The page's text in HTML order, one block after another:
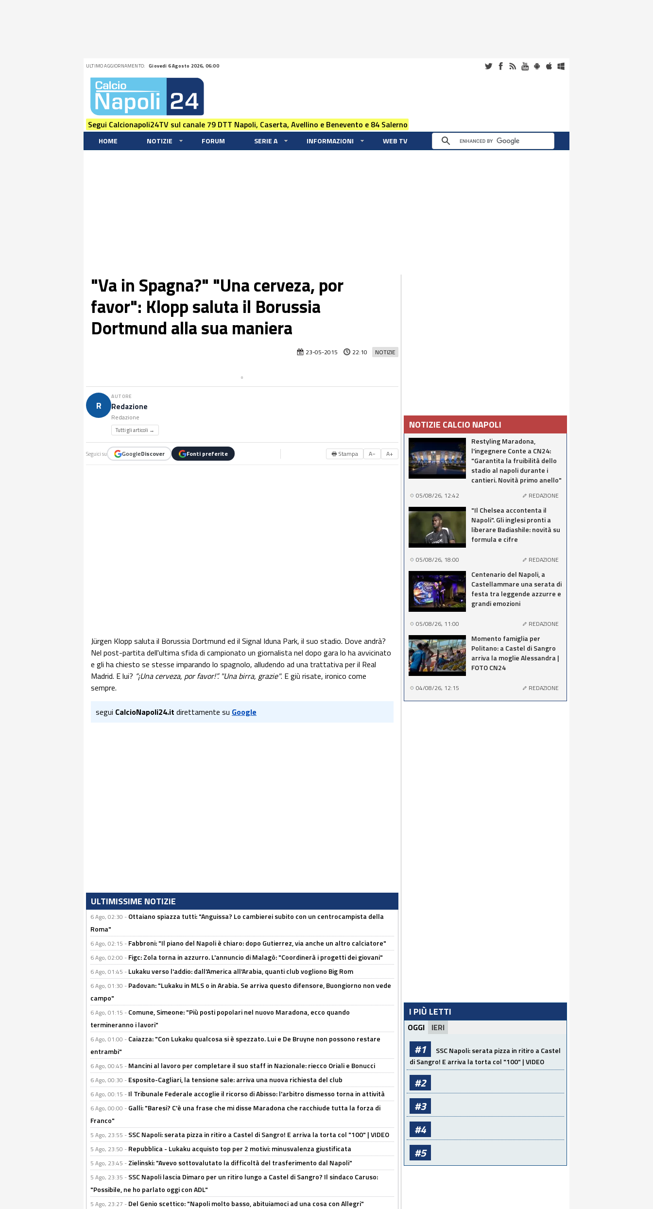
ULTIMO AGGIORNAMENTO: Giovedi 6 Agosto 2026, 06:00
Segui Calcionapoli24TV sul canale 79 DTT Napoli, Caserta, Avellino e Benevento e 84 Salerno
HOME NOTIZIE FORUM SERIE A INFORMAZIONI WEB TV
"Va in Spagna?" "Una cerveza, por
favor": Klopp saluta il Borussia
Dortmund alla sua maniera
NOTIZIE
23-05-2015 22:10
R
AUTORE
Redazione
Redazione
Tutti gli articoli →
Seguici su GoogleDiscover Fonti preferite 🖶 Stampa A− A+
Jürgen Klopp saluta il Borussia Dortmund ed il Signal Iduna Park, il suo stadio. Dove andrà?
Nel post-partita dell'ultima sfida di campionato un giornalista nel dopo gara lo ha avvicinato
e gli ha chiesto se stesse imparando lo spagnolo, alludendo ad una trattativa per il Real
Madrid. E lui? “¡Una cerveza, por favor!”. "Una birra, grazie". E giù risate, ironico come
sempre.
segui CalcioNapoli24.it direttamente su Google
ULTIMISSIME NOTIZIE
6 Ago, 02:30 - Ottaiano spiazza tutti: "Anguissa? Lo cambierei subito con un centrocampista della
Roma"
6 Ago, 02:15 - Fabbroni: "Il piano del Napoli è chiaro: dopo Gutierrez, via anche un altro calciatore"
6 Ago, 02:00 - Figc: Zola torna in azzurro. L'annuncio di Malagò: "Coordinerà i progetti dei giovani"
6 Ago, 01:45 - Lukaku verso l'addio: dall'America all'Arabia, quanti club vogliono Big Rom
6 Ago, 01:30 - Padovan: "Lukaku in MLS o in Arabia. Se arriva questo difensore, Buongiorno non vede
campo"
6 Ago, 01:15 - Comune, Simeone: "Più posti popolari nel nuovo Maradona, ecco quando
termineranno i lavori"
6 Ago, 01:00 - Caiazza: "Con Lukaku qualcosa si è spezzato. Lui e De Bruyne non possono restare
entrambi"
6 Ago, 00:45 - Mancini al lavoro per completare il suo staff in Nazionale: riecco Oriali e Bonucci
6 Ago, 00:30 - Esposito-Cagliari, la tensione sale: arriva una nuova richiesta del club
6 Ago, 00:15 - Il Tribunale Federale accoglie il ricorso di Abisso: l'arbitro dismesso torna in attività
6 Ago, 00:00 - Galli: "Baresi? C'è una frase che mi disse Maradona che racchiude tutta la forza di
Franco"
5 Ago, 23:55 - SSC Napoli: serata pizza in ritiro a Castel di Sangro! E arriva la torta col "100" | VIDEO
5 Ago, 23:50 - Repubblica - Lukaku acquisto top per 2 motivi: minusvalenza giustificata
5 Ago, 23:45 - Zielinski: "Avevo sottovalutato la difficoltà del trasferimento dal Napoli"
5 Ago, 23:35 - SSC Napoli lascia Dimaro per un ritiro lungo a Castel di Sangro? Il sindaco Caruso:
"Possibile, ne ho parlato oggi con ADL"
5 Ago, 23:27 - Del Genio scettico: "Napoli molto basso, abituiamoci ad una cosa con Allegri"
NOTIZIE CALCIO NAPOLI
Restyling Maradona,
l'ingegnere Conte a CN24:
"Garantita la fruibilità dello
stadio al napoli durante i
cantieri. Novità primo anello"
05/08/26, 12:42 REDAZIONE
"Il Chelsea accontenta il
Napoli". Gli inglesi pronti a
liberare Badiashile: novità su
formula e cifre
05/08/26, 18:00 REDAZIONE
Centenario del Napoli, a
Castellammare una serata di
festa tra leggende azzurre e
grandi emozioni
05/08/26, 11:00 REDAZIONE
Momento famiglia per
Politano: a Castel di Sangro
arriva la moglie Alessandra |
FOTO CN24
04/08/26, 12:15 REDAZIONE
I PIÙ LETTI
OGGI IERI
#1
SSC Napoli: serata pizza in ritiro a Castel
di Sangro! E arriva la torta col "100" | VIDEO
#2
#3
#4
#5